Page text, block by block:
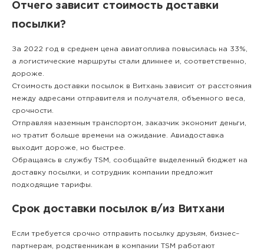
Отчего зависит стоимость доставки
посылки?
За 2022 год в среднем цена авиатоплива повысилась на 33%,
а логистические маршруты стали длиннее и, соответственно,
дороже.
Стоимость доставки посылок в Витхань зависит от расстояния
между адресами отправителя и получателя, объемного веса,
срочности.
Отправляя наземным транспортом, заказчик экономит деньги,
но тратит больше времени на ожидание. Авиадоставка
выходит дороже, но быстрее.
Обращаясь в службу TSM, сообщайте выделенный бюджет на
доставку посылки, и сотрудник компании предложит
подходящие тарифы.
Срок доставки посылок в/из Витхани
Если требуется срочно отправить посылку друзьям, бизнес–
партнерам, родственникам в компании TSM работают